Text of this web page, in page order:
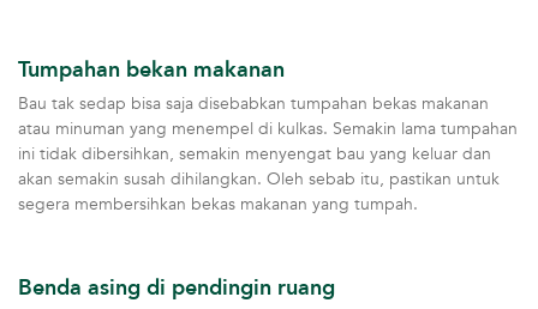
Tumpahan bekan makanan
Bau tak sedap bisa saja disebabkan tumpahan bekas makanan
atau minuman yang menempel di kulkas. Semakin lama tumpahan
ini tidak dibersihkan, semakin menyengat bau yang keluar dan
akan semakin susah dihilangkan. Oleh sebab itu, pastikan untuk
segera membersihkan bekas makanan yang tumpah.
Benda asing di pendingin ruang